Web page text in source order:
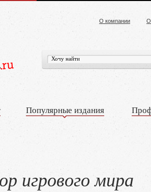
О компании
Популярные издания
игрового мира